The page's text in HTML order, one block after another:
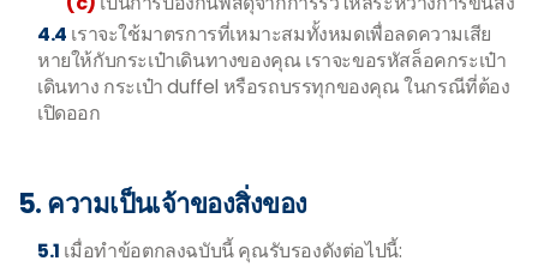
4.4 เราจะใช้มาตรการที่เหมาะสมทั้งหมดเพื่อลดความเสีย
หายให้กับกระเป๋าเดินทางของคุณ เราจะขอรหัสล็อคกระเป๋า
เดินทาง กระเป๋า duffel หรือรถบรรทุกของคุณ ในกรณีที่ต้อง
เปิดออก
5. ความเป็นเจ้าของสิ่งของ
5.1 เมื่อทำข้อตกลงฉบับนี้ คุณรับรองดังต่อไปนี้: